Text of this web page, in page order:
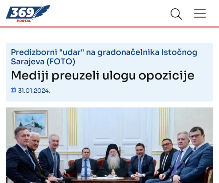
Predizborni "udar" na gradonačelnika Istočnog
Sarajeva (FOTO)
Mediji preuzeli ulogu opozicije
31.01.2024.